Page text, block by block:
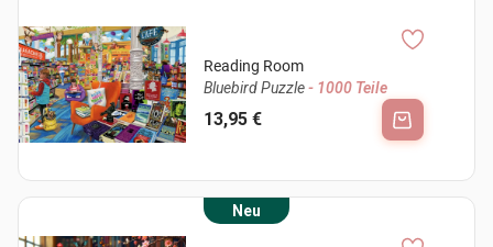
Reading Room
Bluebird Puzzle- 1000 Teile
13,95 €
Neu